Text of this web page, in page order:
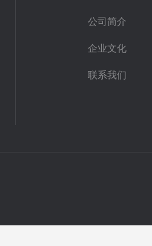
公司简介
企业文化
联系我们